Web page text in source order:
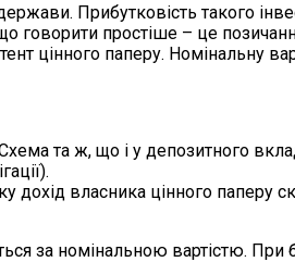
Прибутковість такого
говорити простіше – це
цінного паперу.
та ж, що і у депозитного
власника цінного паперу
за номінальною вартістю. При